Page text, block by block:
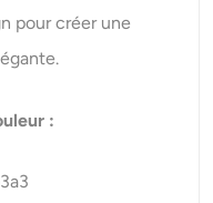
pour créer une
: